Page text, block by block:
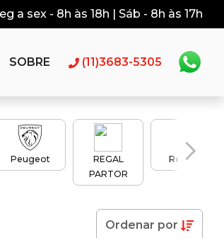
a sex - 8h às 18h | Sáb - 8h às 17h
SOBRE (11)3683-5305
Peugeot
REGAL
PARTOR
Renault
Ordenar por